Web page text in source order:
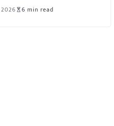
6 min read